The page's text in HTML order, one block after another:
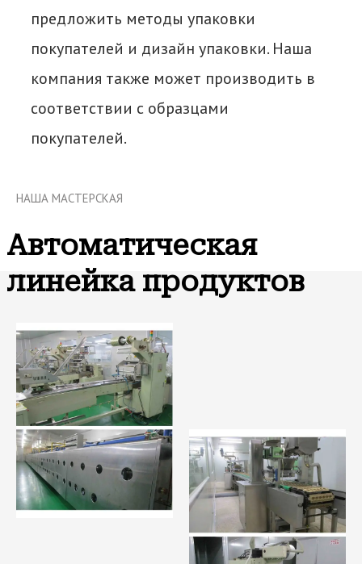
предложить методы упаковки
покупателей и дизайн упаковки. Наша
компания также может производить в
соответствии с образцами
покупателей.
НАША МАСТЕРСКАЯ
Автоматическая
линейка продуктов